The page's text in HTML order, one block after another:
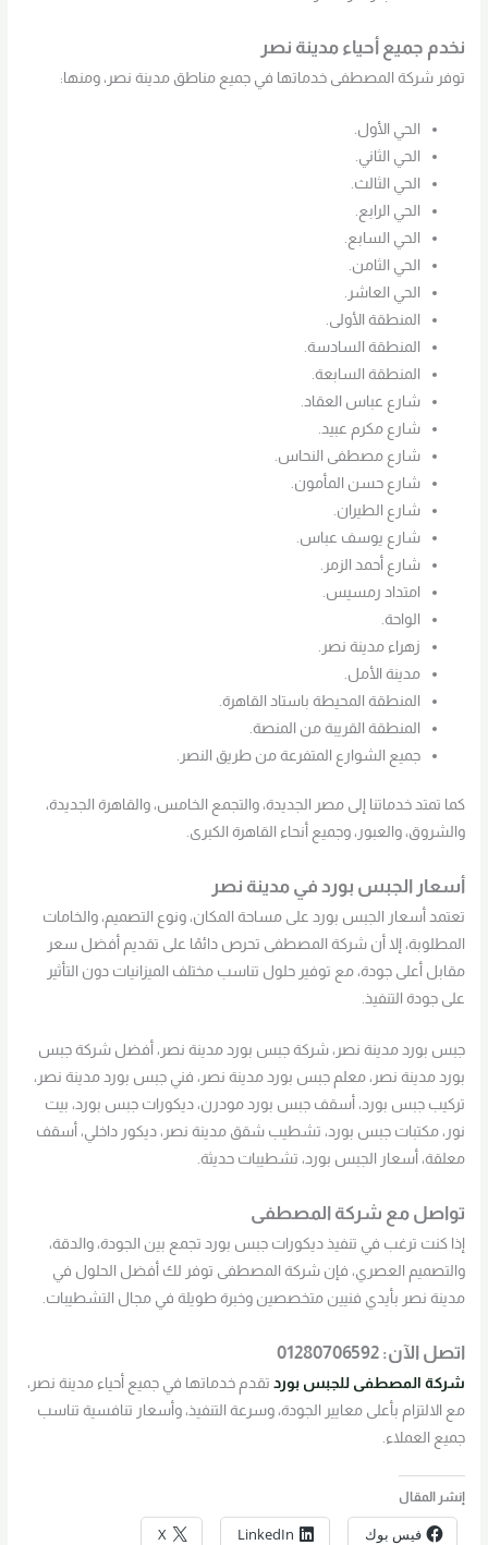
نخدم جميع أحياء مدينة نصر
توفر شركة المصطفى خدماتها في جميع مناطق مدينة نصر، ومنها:
الحي الأول.
الحي الثاني.
الحي الثالث.
الحي الرابع.
الحي السابع.
الحي الثامن.
الحي العاشر.
المنطقة الأولى.
المنطقة السادسة.
المنطقة السابعة.
شارع عباس العقاد.
شارع مكرم عبيد.
شارع مصطفى النحاس.
شارع حسن المأمون.
شارع الطيران.
شارع يوسف عباس.
شارع أحمد الزمر.
امتداد رمسيس.
الواحة.
زهراء مدينة نصر.
مدينة الأمل.
المنطقة المحيطة باستاد القاهرة.
المنطقة القريبة من المنصة.
جميع الشوارع المتفرعة من طريق النصر.
كما تمتد خدماتنا إلى مصر الجديدة، والتجمع الخامس، والقاهرة الجديدة،
والشروق، والعبور، وجميع أنحاء القاهرة الكبرى.
أسعار الجبس بورد في مدينة نصر
تعتمد أسعار الجبس بورد على مساحة المكان، ونوع التصميم، والخامات
المطلوبة، إلا أن شركة المصطفى تحرص دائمًا على تقديم أفضل سعر
مقابل أعلى جودة، مع توفير حلول تناسب مختلف الميزانيات دون التأثير
على جودة التنفيذ.
جبس بورد مدينة نصر، شركة جبس بورد مدينة نصر، أفضل شركة جبس
بورد مدينة نصر، معلم جبس بورد مدينة نصر، فني جبس بورد مدينة نصر،
تركيب جبس بورد، أسقف جبس بورد مودرن، ديكورات جبس بورد، بيت
نور، مكتبات جبس بورد، تشطيب شقق مدينة نصر، ديكور داخلي، أسقف
معلقة، أسعار الجبس بورد، تشطيبات حديثة.
تواصل مع شركة المصطفى
إذا كنت ترغب في تنفيذ ديكورات جبس بورد تجمع بين الجودة، والدقة،
والتصميم العصري، فإن شركة المصطفى توفر لك أفضل الحلول في
مدينة نصر بأيدي فنيين متخصصين وخبرة طويلة في مجال التشطيبات.
اتصل الآن: 01280706592
شركة المصطفى للجبس بورد تقدم خدماتها في جميع أحياء مدينة نصر،
مع الالتزام بأعلى معايير الجودة، وسرعة التنفيذ، وأسعار تنافسية تناسب
جميع العملاء.
إنشر المقال
فيس بوك LinkedIn
X